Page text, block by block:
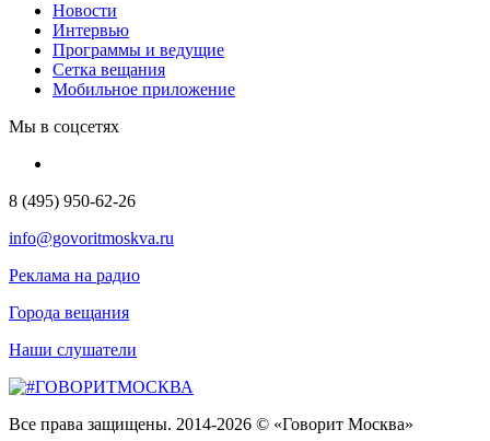
Новости
Интервью
Программы и ведущие
Сетка вещания
Мобильное приложение
Мы в соцсетях
8 (495) 950-62-26
info@govoritmoskva.ru
Реклама на радио
Города вещания
Наши слушатели
Все права защищены. 2014-2026 © «Говорит Москва»